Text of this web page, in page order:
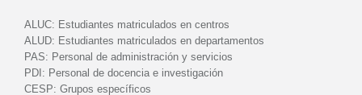
ALUC: Estudiantes matriculados en centros
ALUD: Estudiantes matriculados en departamentos
PAS: Personal de administración y servicios
PDI: Personal de docencia e investigación
CESP: Grupos específicos